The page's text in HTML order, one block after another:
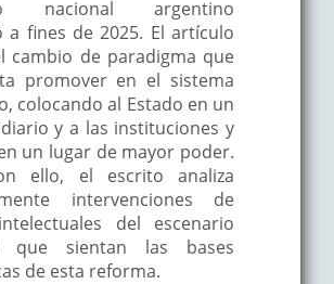
nacional argentino
a fines de 2025. El artículo
cambio de paradigma que
promover en el sistema
colocando al Estado en un
y a las instituciones y
un lugar de mayor poder.
ello, el escrito analiza
intervenciones de
del escenario
que sientan las bases
de esta reforma.